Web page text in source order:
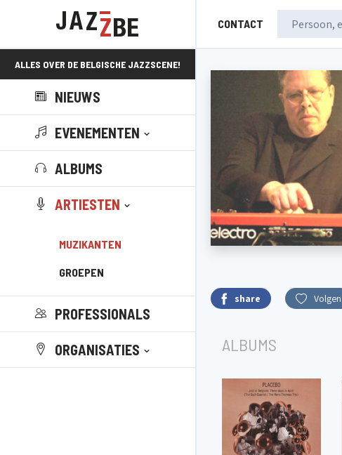
CONTACT
ALLES OVER DE BELGISCHE JAZZSCENE!
NIEUWS
EVENEMENTEN
ALBUMS
ARTIESTEN
MUZIKANTEN
GROEPEN
PROFESSIONALS
ORGANISATIES
share Volgen
ALBUMS